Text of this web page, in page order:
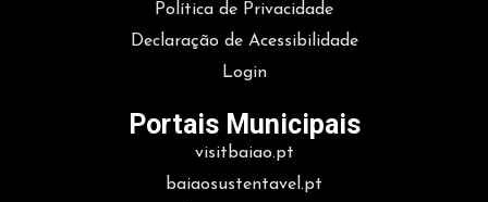
Política de Privacidade
Declaração de Acessibilidade
Login
Portais Municipais
visitbaiao.pt
baiaosustentavel.pt